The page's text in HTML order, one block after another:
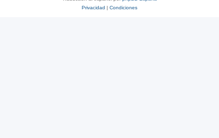
Privacidad | Condiciones